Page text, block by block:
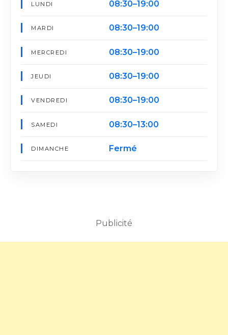
LUNDI 08:30–19:00
MARDI 08:30–19:00
MERCREDI 08:30–19:00
JEUDI 08:30–19:00
VENDREDI 08:30–19:00
SAMEDI 08:30–13:00
DIMANCHE Fermé
Publicité